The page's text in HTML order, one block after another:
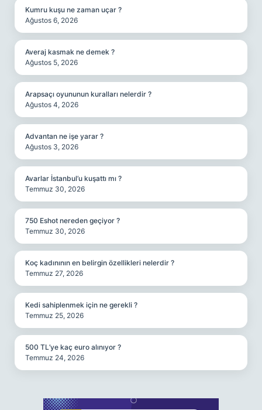
Kumru kuşu ne zaman uçar ?
Ağustos 6, 2026
Averaj kasmak ne demek ?
Ağustos 5, 2026
Arapsaçı oyununun kuralları nelerdir ?
Ağustos 4, 2026
Advantan ne işe yarar ?
Ağustos 3, 2026
Avarlar İstanbul’u kuşattı mı ?
Temmuz 30, 2026
750 Eshot nereden geçiyor ?
Temmuz 30, 2026
Koç kadınının en belirgin özellikleri nelerdir ?
Temmuz 27, 2026
Kedi sahiplenmek için ne gerekli ?
Temmuz 25, 2026
500 TL’ye kaç euro alınıyor ?
Temmuz 24, 2026